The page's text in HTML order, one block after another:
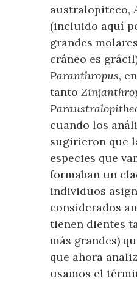
australopiteco,
(incluido aquí
grandes
cráneo es
Paranthropus,
tanto
cuando los
sugirieron que
especies que
formaban un
individuos
considerados
tienen dientes
más grandes)
que ahora
usamos el